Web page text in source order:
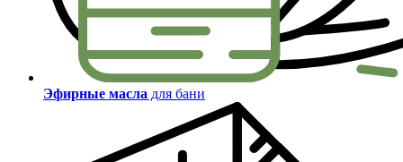
Эфирные масла для бани